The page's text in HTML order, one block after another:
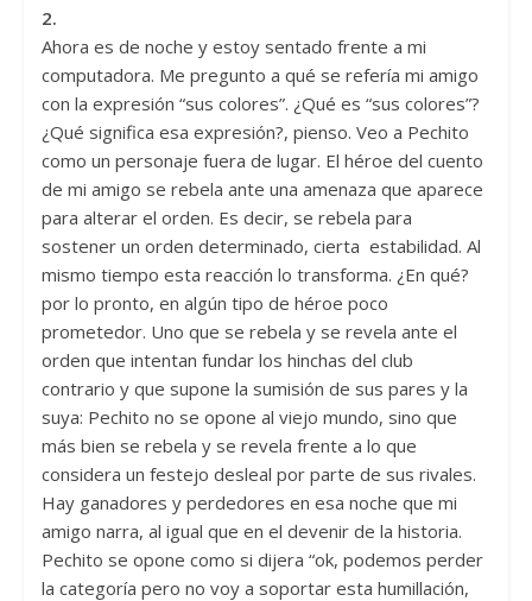
2.
Ahora es de noche y estoy sentado frente a mi
computadora. Me pregunto a qué se refería mi amigo
con la expresión “sus colores”. ¿Qué es “sus colores”?
¿Qué significa esa expresión?, pienso. Veo a Pechito
como un personaje fuera de lugar. El héroe del cuento
de mi amigo se rebela ante una amenaza que aparece
para alterar el orden. Es decir, se rebela para
sostener un orden determinado, cierta estabilidad. Al
mismo tiempo esta reacción lo transforma. ¿En qué?
por lo pronto, en algún tipo de héroe poco
prometedor. Uno que se rebela y se revela ante el
orden que intentan fundar los hinchas del club
contrario y que supone la sumisión de sus pares y la
suya: Pechito no se opone al viejo mundo, sino que
más bien se rebela y se revela frente a lo que
considera un festejo desleal por parte de sus rivales.
Hay ganadores y perdedores en esa noche que mi
amigo narra, al igual que en el devenir de la historia.
Pechito se opone como si dijera “ok, podemos perder
la categoría pero no voy a soportar esta humillación,